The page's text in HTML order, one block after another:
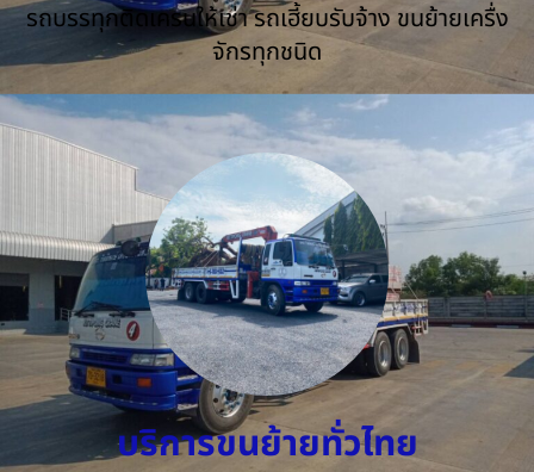
รถบรรทุกติดเครนให้เช่า รถเฮี้ยบรับจ้าง ขนย้ายเครื่ง
จักรทุกชนิด
บริการขนย้ายทั่วไทย